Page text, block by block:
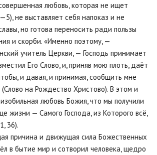
любовь, которая не ищет
не выставляет себя напоказ и не
но готова переносить ради пользы
и скорби. «Именно поэтому, —
учитель Церкви, — Господь принимает
Его Слово, и, приняв мою плоть, даёт
и давая, и принимая, сообщить мне
на Рождество Христово). В этом и
любовь Божия, что мы получили
жизни — Самого Господа, из Которого всё,
36).
причина и движущая сила Божественных
в бытие мир и сотворил человека, щедро